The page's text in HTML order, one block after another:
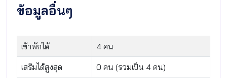
ข้อมูลอื่นๆ
เข้าพักได้ 4 คน
เสริมได้สูงสุด 0 คน (รวมเป็น 4 คน)